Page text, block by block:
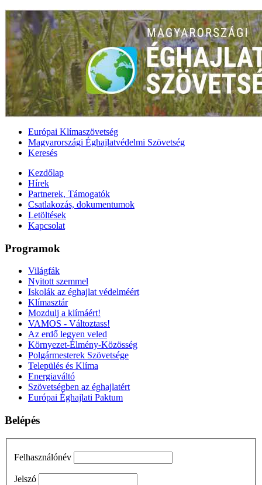
Európai Klímaszövetség
Magyarországi Éghajlatvédelmi Szövetség
Keresés
Kezdőlap
Hírek
Partnerek, Támogatók
Csatlakozás, dokumentumok
Letöltések
Kapcsolat
Programok
Világfák
Nyitott szemmel
Iskolák az éghajlat védelméért
Klímasztár
Mozdulj a klímáért!
VAMOS - Változtass!
Az erdő legyen veled
Környezet-Élmény-Közösség
Polgármesterek Szövetsége
Település és Klíma
Energiaváltó
Szövetségben az éghajlatért
Európai Éghajlati Paktum
Belépés
Felhasználónév
Jelszó